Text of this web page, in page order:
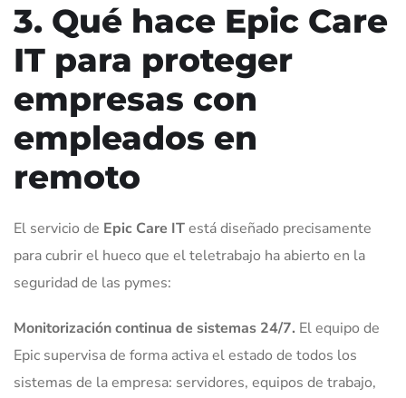
3. Qué hace Epic Care
IT para proteger
empresas con
empleados en
remoto
El servicio de Epic Care ITestá diseñado precisamente
para cubrir el hueco que el teletrabajo ha abierto en la
seguridad de las pymes:
Monitorización continua de sistemas 24/7. El equipo de
Epic supervisa de forma activa el estado de todos los
sistemas de la empresa: servidores, equipos de trabajo,